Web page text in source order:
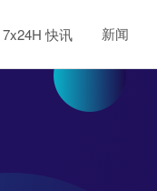
7x24H 快讯 新闻